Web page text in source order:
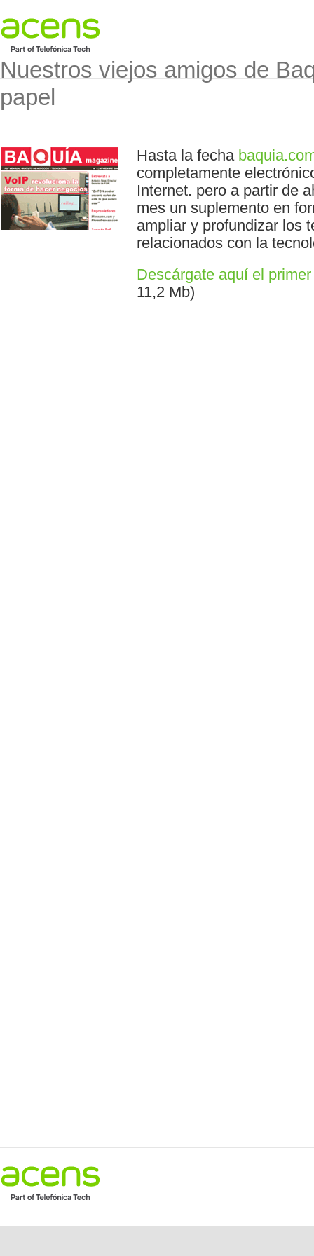
Nuestros viejos amigos de
papel
Hasta la fecha
completamente
Internet. pero a partir de
mes un suplemento en
ampliar y profundizar los
relacionados con la
Descárgate aquí el
11,2 Mb)